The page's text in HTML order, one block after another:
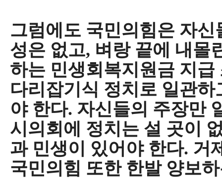
그럼에도 국민의힘은 자
성은 없고, 벼랑 끝에 내몰
하는 민생회복지원금 지
다리잡기식 정치로 일관하
야 한다. 자신들의 주장만
시의회에 정치는 설 곳이
과 민생이 있어야 한다. 거
국민의힘 또한 한발 양보